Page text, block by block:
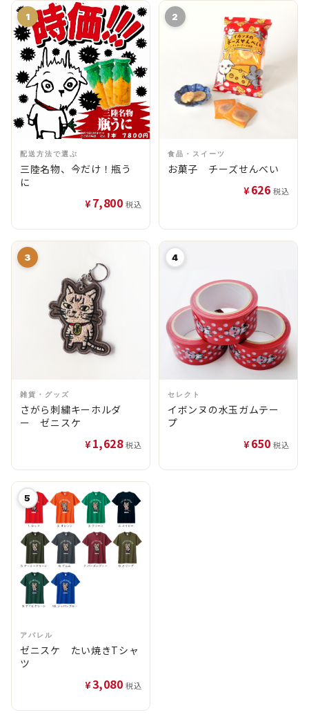
1
配送方法で選ぶ
三陸名物、今だけ！瓶う
に
¥7,800 税込
2
食品・スイーツ
お菓子 チーズせんべい
¥626 税込
3
雑貨・グッズ
さがら刺繍キーホルダ
ー ゼニスケ
¥1,628 税込
4
セレクト
イボンヌの水玉ガムテー
プ
¥650 税込
5
アパレル
ゼニスケ たい焼きTシャ
ツ
¥3,080 税込